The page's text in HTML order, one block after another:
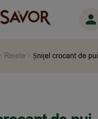
Rețete Șnițel crocant de pui